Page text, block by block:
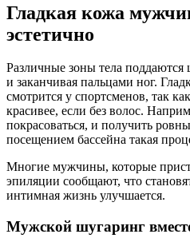
Гладкая кожа
эстетично
Различные зоны тела поддаются
и заканчивая пальцами ног.
смотрится у спортсменов, так
красивее, если без волос.
покрасоваться, и получить
посещением бассейна такая
Многие мужчины, которые
эпиляции сообщают, что
интимная жизнь улучшается.
Мужской шугаринг